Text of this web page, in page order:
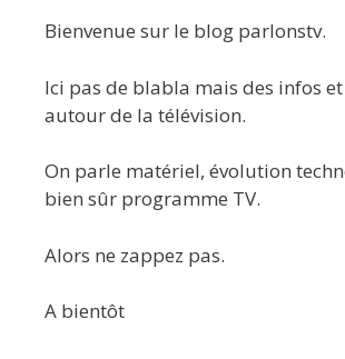
Bienvenue sur le blog parlonstv.
Ici pas de blabla mais des infos
autour de la télévision.
On parle matériel, évolution
bien sûr programme TV.
Alors ne zappez pas.
A bientôt